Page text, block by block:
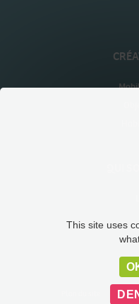
QUI
This site uses